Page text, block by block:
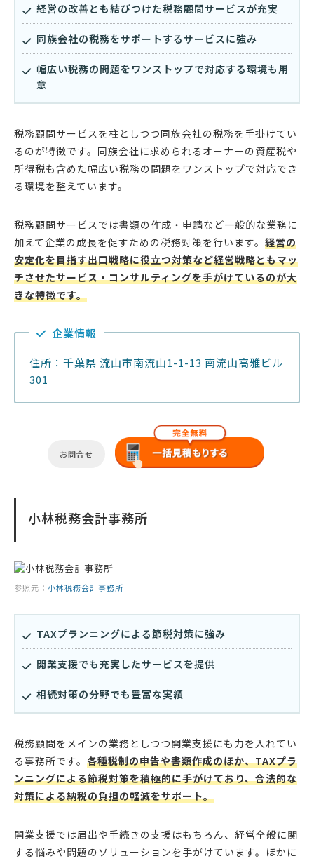
経営の改善とも結びつけた税務顧問サービスが充実
同族会社の税務をサポートするサービスに強み
幅広い税務の問題をワンストップで対応する環境も用
意
税務顧問サービスを柱としつつ同族会社の税務を手掛けてい
るのが特徴です。同族会社に求められるオーナーの資産税や
所得税も含めた幅広い税務の問題をワンストップで対応でき
る環境を整えています。
税務顧問サービスでは書類の作成・申請など一般的な業務に
加えて企業の成長を促すための税務対策を行います。 経営の
安定化を目指す出口戦略に役立つ対策など経営戦略ともマッ
チさせたサービス・コンサルティングを手がけているのが大
きな特徴です。
企業情報
住所：千葉県 流山市南流山1-1-13 南流山高雅ビル
301
お問合せ
小林税務会計事務所
参照元： 小林税務会計事務所
TAXプランニングによる節税対策に強み
開業支援でも充実したサービスを提供
相続対策の分野でも豊富な実績
税務顧問をメインの業務としつつ開業支援にも力を入れてい
る事務所です。 各種税制の申告や書類作成のほか、TAXプラ
ンニングによる節税対策を積極的に手がけており、合法的な
対策による納税の負担の軽減をサポート。
開業支援では届出や手続きの支援はもちろん、経営全般に関
する悩みや問題のソリューションを手がけています。ほかに